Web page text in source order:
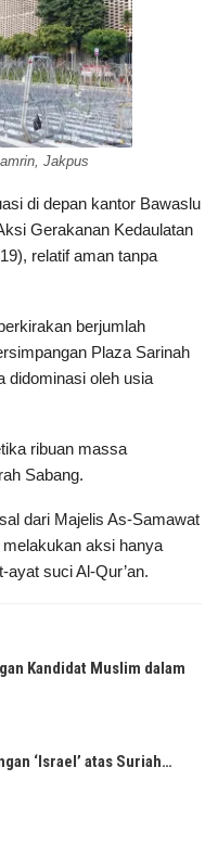
Jakpus
di depan kantor Bawaslu
Gerakanan Kedaulatan
relatif aman tanpa
berjumlah
Plaza Sarinah
didominasi oleh usia
ribuan massa
Sabang.
dari Majelis As-Samawat
aksi hanya
suci Al-Qur’an.
Kandidat Muslim dalam
‘Israel’ atas Suriah…